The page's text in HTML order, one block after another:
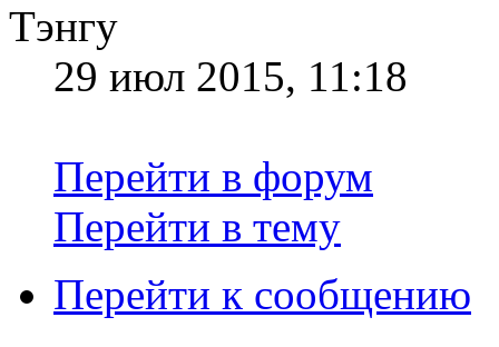
Тэнгу
29 июл 2015, 11:18
Перейти в форум
Перейти в тему
Перейти к сообщению